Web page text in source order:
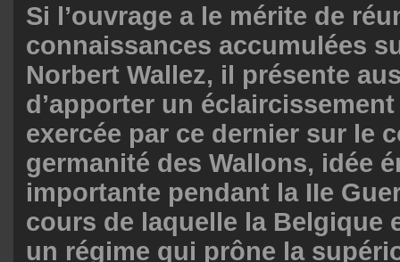
Si l’ouvrage a le mérite de
connaissances accumulées
Norbert Wallez, il présente
d’apporter un
exercée par ce dernier sur le
germanité des Wallons, idée
importante pendant la IIe
cours de laquelle la Belgique
un régime qui prône la